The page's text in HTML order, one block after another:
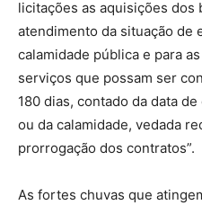
licitações as aquisições dos
atendimento da situação de
calamidade pública e para
serviços que possam ser
180 dias, contado da data
ou da calamidade, vedada
prorrogação dos contratos”.
As fortes chuvas que